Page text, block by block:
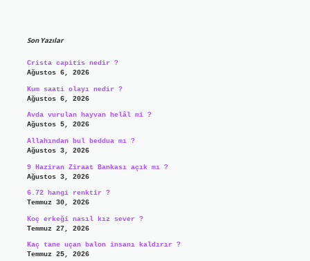
Son Yazılar
Crista capitis nedir ?
Ağustos 6, 2026
Kum saati olayı nedir ?
Ağustos 6, 2026
Avda vurulan hayvan helâl mi ?
Ağustos 5, 2026
Allahından bul beddua mı ?
Ağustos 3, 2026
9 Haziran Ziraat Bankası açık mı ?
Ağustos 3, 2026
6.72 hangi renktir ?
Temmuz 30, 2026
Koç erkeği nasıl kız sever ?
Temmuz 27, 2026
Kaç tane uçan balon insanı kaldırır ?
Temmuz 25, 2026